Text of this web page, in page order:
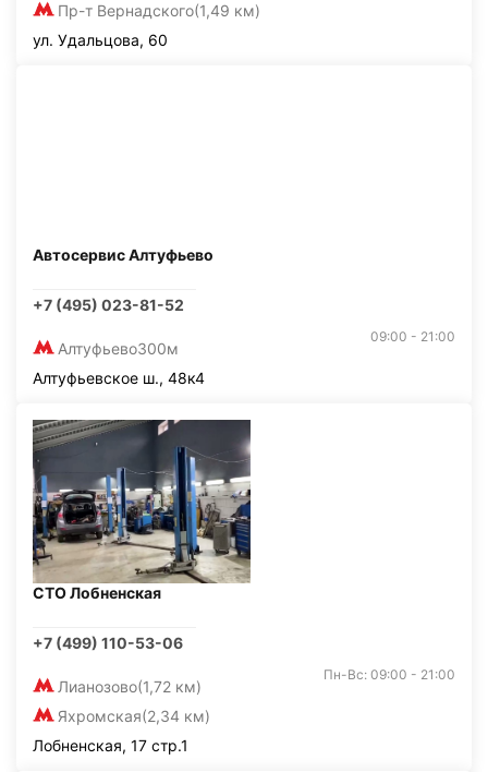
Пр-т Вернадского(1,49 км)
ул. Удальцова, 60
Автосервис Алтуфьево
+7 (495) 023-81-52
Алтуфьево300м
09:00 - 21:00
Алтуфьевское ш., 48к4
СТО Лобненская
+7 (499) 110-53-06
Лианозово(1,72 км)
Яхромская(2,34 км)
Пн-Вс: 09:00 - 21:00
Лобненская, 17 стр.1